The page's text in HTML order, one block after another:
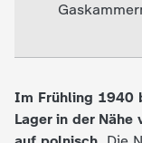
K
Im Frühling 1940
Lager in der Nähe